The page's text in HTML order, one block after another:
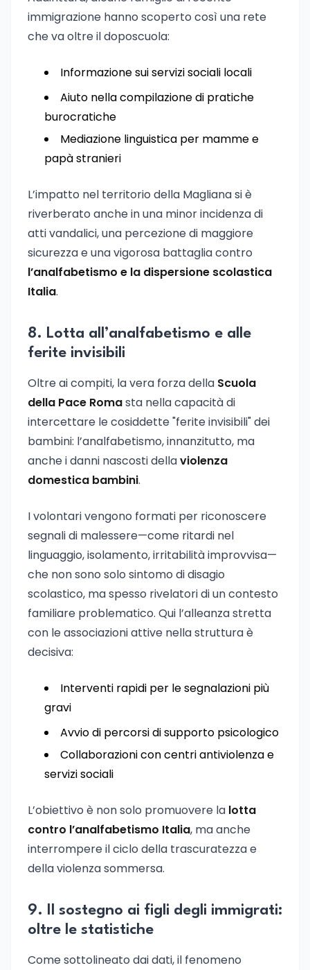
immigrazione hanno scoperto così una rete
che va oltre il doposcuola:
Informazione sui servizi sociali locali
Aiuto nella compilazione di pratiche
burocratiche
Mediazione linguistica per mamme e
papà stranieri
L’impatto nel territorio della Magliana si è
riverberato anche in una minor incidenza di
atti vandalici, una percezione di maggiore
sicurezza e una vigorosa battaglia contro
l’analfabetismo e la dispersione scolastica
Italia.
8. Lotta all’analfabetismo e alle
ferite invisibili
Oltre ai compiti, la vera forza della Scuola
della Pace Romasta nella capacità di
intercettare le cosiddette "ferite invisibili" dei
bambini: l’analfabetismo, innanzitutto, ma
anche i danni nascosti dellaviolenza
domestica bambini.
I volontari vengono formati per riconoscere
segnali di malessere—come ritardi nel
linguaggio, isolamento, irritabilità improvvisa—
che non sono solo sintomo di disagio
scolastico, ma spesso rivelatori di un contesto
familiare problematico. Qui l’alleanza stretta
con le associazioni attive nella struttura è
decisiva:
Interventi rapidi per le segnalazioni più
gravi
Avvio di percorsi di supporto psicologico
Collaborazioni con centri antiviolenza e
servizi sociali
L’obiettivo è non solo promuovere la lotta
contro l’analfabetismo Italia, ma anche
interrompere il ciclo della trascuratezza e
della violenza sommersa.
9. Il sostegno ai figli degli immigrati:
oltre le statistiche
Come sottolineato dai dati, il fenomeno